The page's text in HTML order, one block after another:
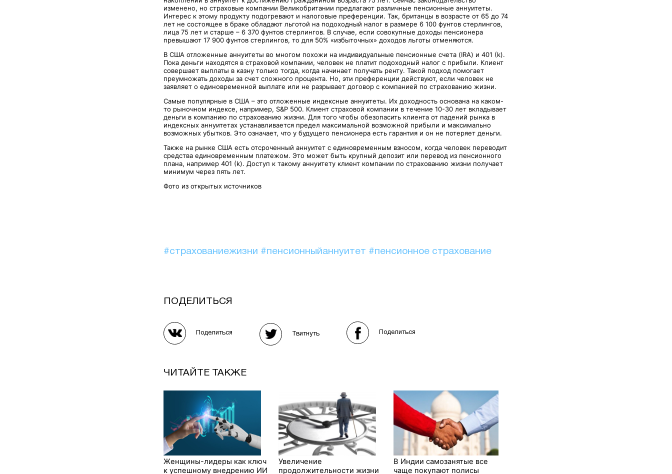
изменено, но страховые компании Великобритании предлагают различные пенсионные аннуитеты.
Интерес к этому продукту подогревают и налоговые преференции. Так, британцы в возрасте от 65 до 74
лет не состоящее в браке обладают льготой на подоходный налог в размере 6 100 фунтов стерлингов,
лица 75 лет и старше – 6 370 фунтов стерлингов. В случае, если совокупные доходы пенсионера
превышают 17 900 фунтов стерлингов, то для 50% «избыточных» доходов льготы отменяются.
В США отложенные аннуитеты во многом похожи на индивидуальные пенсионные счета (IRA) и 401 (k).
Пока деньги находятся в страховой компании, человек не платит подоходный налог с прибыли. Клиент
совершает выплаты в казну только тогда, когда начинает получать ренту. Такой подход помогает
преумножать доходы за счет сложного процента. Но, эти преференции действуют, если человек не
заявляет о единовременной выплате или не разрывает договор с компанией по страхованию жизни.
Самые популярные в США – это отложенные индексные аннуитеты. Их доходность основана на каком-
то рыночном индексе, например, S&P 500. Клиент страховой компании в течение 10-30 лет вкладывает
деньги в компанию по страхованию жизни. Для того чтобы обезопасить клиента от падений рынка в
индексных аннуитетах устанавливается предел максимальной возможной прибыли и максимально
возможных убытков. Это означает, что у будущего пенсионера есть гарантия и он не потеряет деньги.
Также на рынке США есть отсроченный аннуитет с единовременным взносом, когда человек переводит
средства единовременным платежом. Это может быть крупный депозит или перевод из пенсионного
плана, например 401 (k). Доступ к такому аннуитету клиент компании по страхованию жизни получает
минимум через пять лет.
Фото из открытых источников
#страхованиежизни #пенсионныйаннуитет #пенсионное страхование
ПОДЕЛИТЬСЯ
Поделиться Твитнуть Поделиться
ЧИТАЙТЕ ТАКЖЕ
Женщины-лидеры как ключ
к успешному внедрению ИИ
Увеличение
продолжительности жизни
В Индии самозанятые все
чаще покупают полисы